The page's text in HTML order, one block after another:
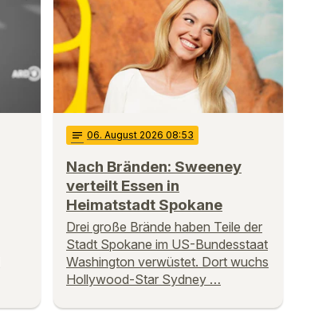
notes 06. August 2026 08:53
Nach Bränden: Sweeney
verteilt Essen in
Heimatstadt Spokane
Drei große Brände haben Teile der
Stadt Spokane im US-Bundesstaat
Washington verwüstet. Dort wuchs
Hollywood-Star Sydney …